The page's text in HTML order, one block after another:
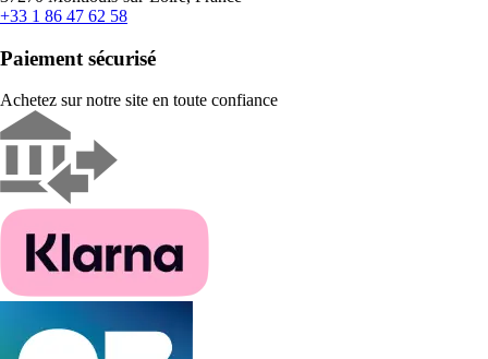
+33 1 86 47 62 58
Paiement sécurisé
Achetez sur notre site en toute confiance